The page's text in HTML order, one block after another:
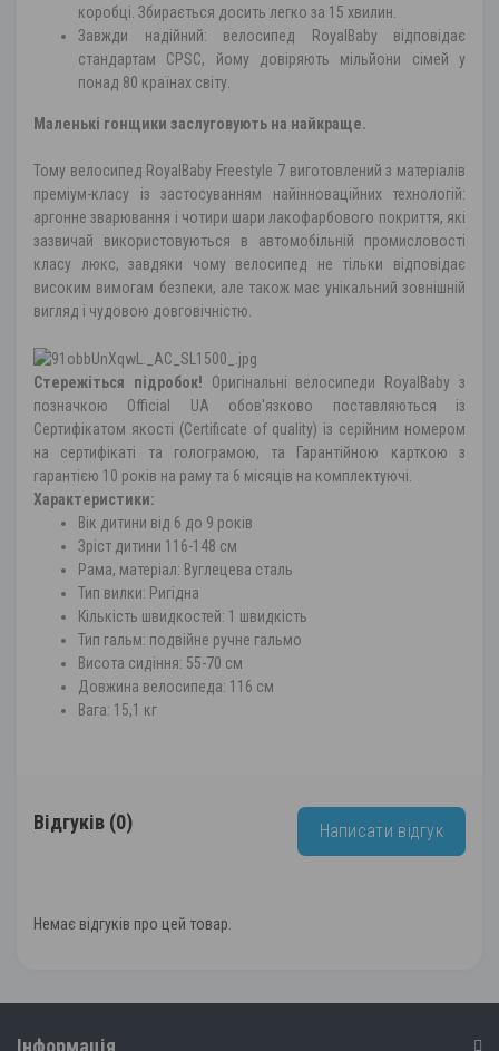
коробці. Збирається досить легко за 15 хвилин.
Завжди надійний: велосипед RoyalBaby відповідає
стандартам CPSC, йому довіряють мільйони сімей у
понад 80 країнах світу.
Маленькі гонщики заслуговують на найкраще.
Тому велосипед RoyalBaby Freestyle 7 виготовлений з матеріалів
преміум-класу із застосуванням найінноваційних технологій:
аргонне зварювання і чотири шари лакофарбового покриття, які
зазвичай використовуються в автомобільній промисловості
класу люкс, завдяки чому велосипед не тільки відповідає
високим вимогам безпеки, але також має унікальний зовнішній
вигляд і чудовою довговічністю.
Стережіться підробок! Оригінальні велосипеди RoyalBaby з
позначкою Official UA обов'язково поставляються із
Сертифікатом якості (Certificate of quality) із серійним номером
на сертифікаті та голограмою, та Гарантійною карткою з
гарантією 10 років на раму та 6 місяців на комплектуючі.
Характеристики:
Вік дитини від 6 до 9 років
Зріст дитини 116-148 см
Рама, матеріал: Вуглецева сталь
Тип вилки: Ригідна
Кількість швидкостей: 1 швидкість
Тип гальм: подвійне ручне гальмо
Висота сидіння: 55-70 см
Довжина велосипеда: 116 см
Вага: 15,1 кг
Відгуків (0) Написати відгук
Немає відгуків про цей товар.
Інформація